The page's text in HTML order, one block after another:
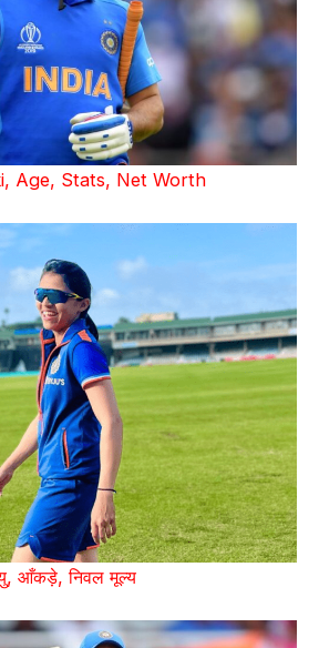
Age, Stats, Net Worth
आँकड़े, निवल मूल्य